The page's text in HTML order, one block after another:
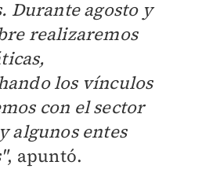
Durante agosto y
realizaremos
los vínculos
con el sector
algunos entes
, apuntó.